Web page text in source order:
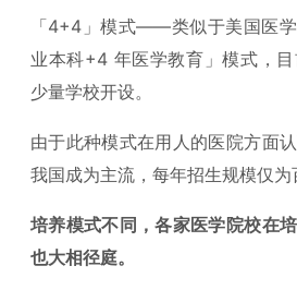
「4+4」模式——类似于美国医
业本科+4 年医学教育」模式，
少量学校开设。
由于此种模式在用人的医院方面
我国成为主流，每年招生规模仅为
培养模式不同，各家医学院校在
也大相径庭。